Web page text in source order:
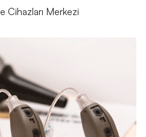
Cihazları Merkezi